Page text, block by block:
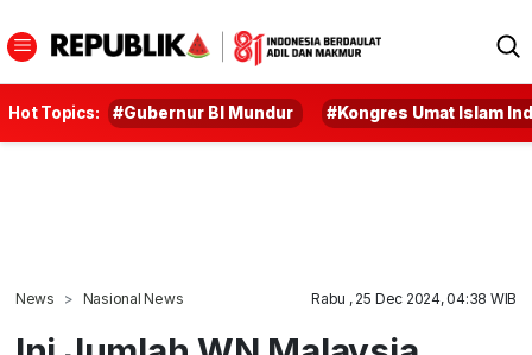
Hot Topics: #Gubernur BI Mundur #Kongres Umat Islam
News Nasional News Rabu , 25 Dec 2024, 04:38 WIB